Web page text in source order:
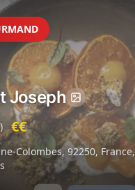
Joseph
) €€
Colombes, 92250, France,